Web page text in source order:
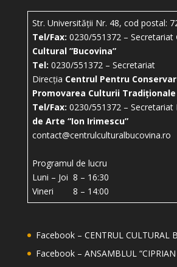
Str. Universității Nr. 48, cod postal:
Tel/Fax: 0230/551372 – Secretariat
Cultural ”Bucovina”
Tel: 0230/551372 – Secretariat
Direcția Centrul Pentru
Promovarea Culturii Tradiționale
Tel/Fax: 0230/551372 – Secretariat
de Arte “Ion Irimescu”
contact@centrulculturalbucovina.ro
Programul de lucru
Luni – Joi 8 – 16:30
Vineri 8 – 14:00
Facebook – CENTRUL CULTURAL
Facebook – ANSAMBLUL “CIPRIAN